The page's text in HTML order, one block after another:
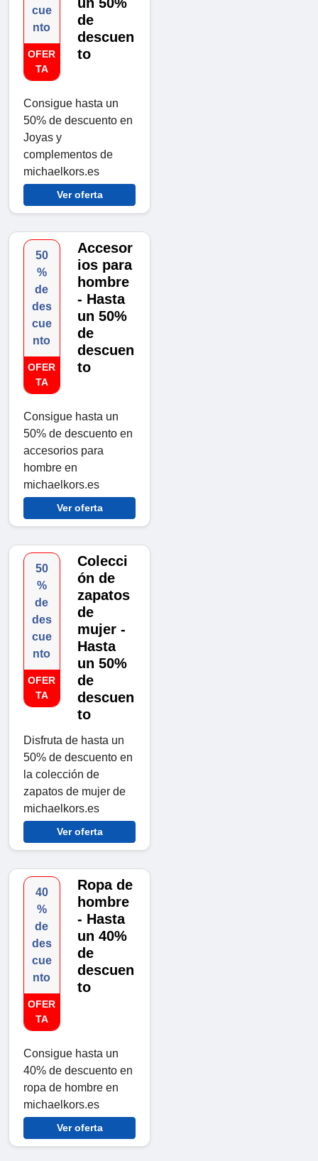
cue
nto
OFER
TA
de
descuen
to
Consigue hasta un
50% de descuento en
Joyas y
complementos de
michaelkors.es
Ver oferta
50
%
de
des
cue
nto
OFER
TA
Accesor
ios para
hombre
- Hasta
un 50%
de
descuen
to
Consigue hasta un
50% de descuento en
accesorios para
hombre en
michaelkors.es
Ver oferta
50
%
de
des
cue
nto
OFER
TA
Colecci
ón de
zapatos
de
mujer -
Hasta
un 50%
de
descuen
to
Disfruta de hasta un
50% de descuento en
la colección de
zapatos de mujer de
michaelkors.es
Ver oferta
40
%
de
des
cue
nto
OFER
TA
Ropa de
hombre
- Hasta
un 40%
de
descuen
to
Consigue hasta un
40% de descuento en
ropa de hombre en
michaelkors.es
Ver oferta